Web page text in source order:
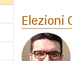
Elezioni